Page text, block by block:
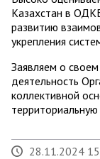
Казахстан в
развитию
укрепления
Заявляем о
деятельность
коллективной
28.11.2024